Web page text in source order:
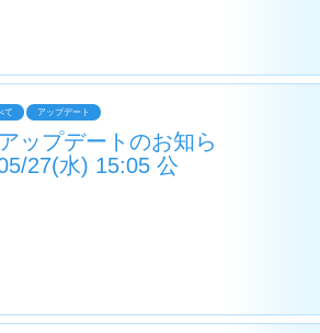
て アップデート
ップデートのお知ら
27(水) 15:05 公